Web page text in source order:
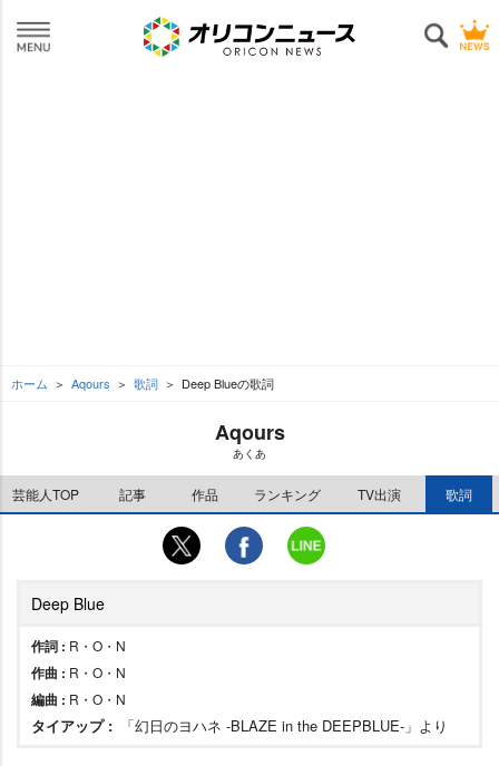
ホーム Aqours 歌詞 Deep Blueの歌詞
Aqours
あくあ
芸能人TOP 記事 作品 ランキング TV出演 歌詞
Deep Blue
作詞 : R・O・N
作曲 : R・O・N
編曲 : R・O・N
タイアップ : 「幻日のヨハネ -BLAZE in the DEEPBLUE-」より